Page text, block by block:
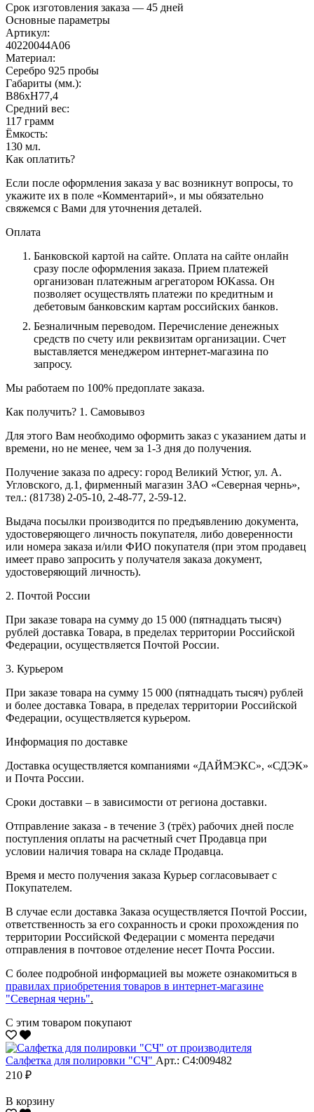
Срок изготовления заказа — 45 дней
Основные параметры
Артикул:
40220044А06
Материал:
Серебро 925 пробы
Габариты (мм.):
B86хH77,4
Средний вес:
117 грамм
Ёмкость:
130 мл.
Как оплатить?
Если после оформления заказа у вас возникнут вопросы, то
укажите их в поле «Комментарий», и мы обязательно
свяжемся с Вами для уточнения деталей.
Оплата
Банковской картой на сайте. Оплата на сайте онлайн
сразу после оформления заказа. Прием платежей
организован платежным агрегатором ЮKassa. Он
позволяет осуществлять платежи по кредитным и
дебетовым банковским картам российских банков.
Безналичным переводом. Перечисление денежных
средств по счету или реквизитам организации. Счет
выставляется менеджером интернет-магазина по
запросу.
Мы работаем по 100% предоплате заказа.
Как получить? 1. Самовывоз
Для этого Вам необходимо оформить заказ с указанием даты и
времени, но не менее, чем за 1-3 дня до получения.
Получение заказа по адресу: город Великий Устюг, ул. А.
Угловского, д.1, фирменный магазин ЗАО «Северная чернь»,
тел.: (81738) 2-05-10, 2-48-77, 2-59-12.
Выдача посылки производится по предъявлению документа,
удостоверяющего личность покупателя, либо доверенности
или номера заказа и/или ФИО покупателя (при этом продавец
имеет право запросить у получателя заказа документ,
удостоверяющий личность).
2. Почтой России
При заказе товара на сумму до 15 000 (пятнадцать тысяч)
рублей доставка Товара, в пределах территории Российской
Федерации, осуществляется Почтой России.
3. Курьером
При заказе товара на сумму 15 000 (пятнадцать тысяч) рублей
и более доставка Товара, в пределах территории Российской
Федерации, осуществляется курьером.
Информация по доставке
Доставка осуществляется компаниями «ДАЙМЭКС», «СДЭК»
и Почта России.
Сроки доставки – в зависимости от региона доставки.
Отправление заказа - в течение 3 (трёх) рабочих дней после
поступления оплаты на расчетный счет Продавца при
условии наличия товара на складе Продавца.
Время и место получения заказа Курьер согласовывает с
Покупателем.
В случае если доставка Заказа осуществляется Почтой России,
ответственность за его сохранность и сроки прохождения по
территории Российской Федерации с момента передачи
отправления в почтовое отделение несет Почта России.
С более подробной информацией вы можете ознакомиться в
правилах приобретения товаров в интернет-магазине
"Северная чернь".
С этим товаром покупают
Салфетка для полировки "CЧ" Арт.: С4:009482
210 ₽
В корзину